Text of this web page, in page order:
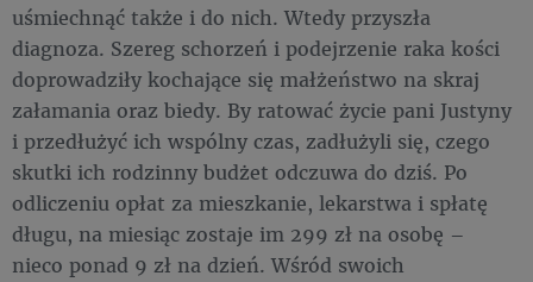
uśmiechnąć także i do nich. Wtedy przyszła
diagnoza. Szereg schorzeń i podejrzenie raka kości
doprowadziły kochające się małżeństwo na skraj
załamania oraz biedy. By ratować życie pani Justyny
i przedłużyć ich wspólny czas, zadłużyli się, czego
skutki ich rodzinny budżet odczuwa do dziś. Po
odliczeniu opłat za mieszkanie, lekarstwa i spłatę
długu, na miesiąc zostaje im 299 zł na osobę –
nieco ponad 9 zł na dzień. Wśród swoich